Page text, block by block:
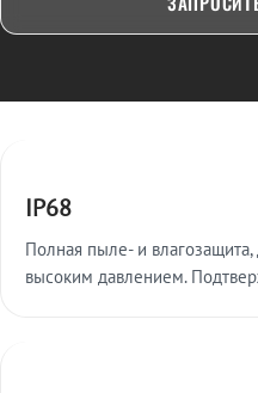
IP68
Полная пыле- и
высоким давлением.